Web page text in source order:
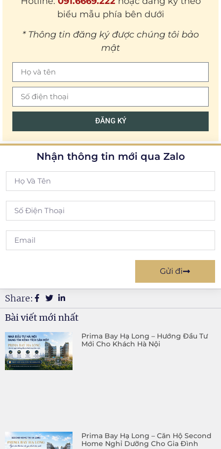
biểu mẫu phía bên dưới
* Thông tin đăng ký được chúng tôi bảo
mật
ĐĂNG KÝ
Nhận thông tin mới qua Zalo
Gửi đi
Share:
Bài viết mới nhất
Prima Bay Hạ Long – Hướng Đầu Tư
Mới Cho Khách Hà Nội
Prima Bay Hạ Long – Căn Hộ Second
Home Nghỉ Dưỡng Cho Gia Đình